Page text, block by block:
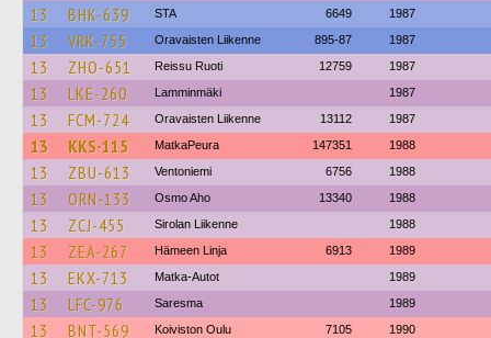
13 BHK-639 STA 6649 1987
13 VRK-755 Oravaisten Liikenne 895-87 1987
13 ZHO-651 Reissu Ruoti 12759 1987
13 LKE-260 Lamminmäki 1987
13 FCM-724 Oravaisten Liikenne 13112 1987
13 KKS-115 MatkaPeura 147351 1988
13 ZBU-613 Ventoniemi 6756 1988
13 ORN-133 Osmo Aho 13340 1988
13 ZCJ-455 Sirolan Liikenne 1988
13 ZEA-267 Hämeen Linja 6913 1989
13 EKX-713 Matka-Autot 1989
13 LFC-976 Saresma 1989
13 BNT-569 Koiviston Oulu 7105 1990